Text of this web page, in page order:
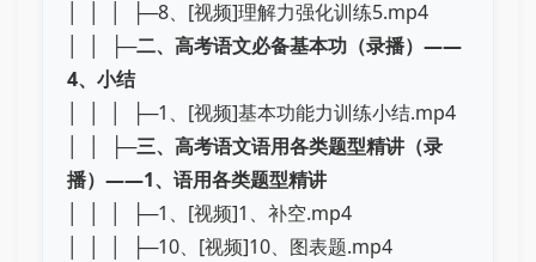
│ │ │ ├─8、[视频]理解力强化训练5.mp4
│ │ ├─二、高考语文必备基本功（录播）——
4、小结
│ │ │ ├─1、[视频]基本功能力训练小结.mp4
│ │ ├─三、高考语文语用各类题型精讲（录
播）——1、语用各类题型精讲
│ │ │ ├─1、[视频]1、补空.mp4
│ │ │ ├─10、[视频]10、图表题.mp4